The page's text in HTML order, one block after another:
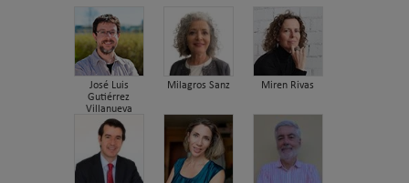
José Luis
Gutiérrez
Villanueva
Milagros Sanz Miren Rivas